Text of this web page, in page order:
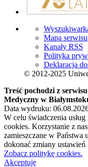
Mapa serwisu
Kanały RSS
Polityka
Deklaracja
© 2012-2025
Treść pochodzi z
Medyczny w
Data wydruku:
W celu świadczenia
cookies. Korzystanie z
zamieszczane w Państwa
dokonać zmiany ustawień
Zobacz politykę cookies.
Akceptuję